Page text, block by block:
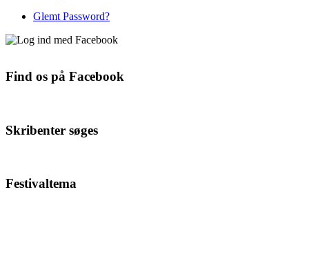
Glemt Password?
Find os på Facebook
Skribenter søges
Festivaltema